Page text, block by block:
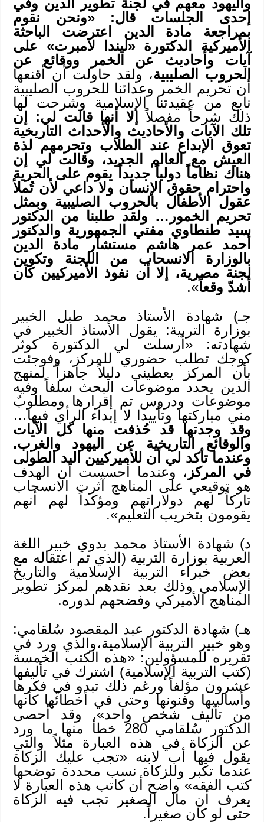
إحدى الجلسات قال: «ونحن نقوم
بمراجعة مادة الدين اعترضت الباحثة
الأميركية الدكتورة «ليندا لامبرت» على
آيات وأحاديث عن الخمر ووقائع عن
الحروب الصليبية، ولقد حاولت أن أقنعها
أن تحريم الخمر وعدائنا للحروب الصليبية
نابع من عقيدتنا الإسلامية وشرحت لها
ذلك شرحاً مفصلاً إلا أنها قالت لي: إن
تلك الآيات والأحاديث والأحداث التاريخية
تعوق الإبداع عند الطلاب وتحرمهم لذة
العيش مع العالم الجديد، وقالت لي إن
هناك نظاماً دولياً جديداً يقوم على الحرية
واحترام حقوق الإنسان ولا داعي لأن تُملأ
عقول الأطفال بالحروب الصليبية وبمثل
تحريم الخمور… ولقد طلبنا من الدكتور
سيد طنطاوي مفتي الجمهورية والدكتور
أحمد عمر هاشم مستشار مادة الدين
بالوزارة الانسحاب من اللجنة وتكوين
لجنة مصرية، إلا أن نفوذ الأميركيين كان
أشدّ وقعاً».
جـ) شهادة الأستاذ محمد طبل الخبير
بوزارة التربية: يقول الأستاذ الخبير في
شهادته: «أرسلت لي الدكتورة كوثر
كوجك تطلب حضوري للمركز، وفوجئت
بأن المركز يعطيني دليلاً جاهزاً لمنهج
الدين يحدد موضوعات البحث سلفاً وفيه
موضوعات ودروس تم إقرارها ومطلوبٌ
مني مباركتها وتأييدا لا إبداء الرأي فيها…
وقد وجدتها قد حُذفت منها كل الآيات
والوقائع التاريخية عن اليهود والغرب.
وعندما تأكد لي أن للأميركيين اليد الطولى
في المركز ، وعندما أحسست أن الهدف
هو توقيعي على المناهج آثرت الانسحاب
تاركاً لهم دولاراتهم ومؤكداً لهم أنهم
يقومون بتخريب التعليم».
د) شهادة الأستاذ محمد بدوي خبير اللغة
العربية بوزارة التربية (الذي تم اعتقاله مع
بعض خبراء التربية الإسلامية والتاريخ
الإسلامي وذلك بعد نقدهم لمركز تطوير
المناهج الأميركي وفضحهم لدوره.
هـ) شهادة الدكتور عبد المقصود سُلقامي:
وهو خبير التربية الإسلامية،والذي ورد في
تقريره للمسؤولين: «هذه الكتب الخمسة
(كتب التربية الإسلامية) اشترك في تأليفها
عشرون مؤلفاً ورغم ذلك تبدو في فكرها
وأساليبها وفنونها وحتى في أخطائها كأنها
من تأليف شخص واحد». وقد أحصى
الدكتور سُلقامي 280 خطأ منها ما ورد
عن الزكاة في هذه العبارة مثلاً والتي
يقول فيها أب لابنه «تجب عليك الزكاة
عندما تكبر وللزكاة نسب محددة توضحها
كتب الفقه» واضح أن كاتب هذه العبارة لا
يعرف أن مال الصغير تجب فيه الزكاة
حتى لو كان صغيراً.